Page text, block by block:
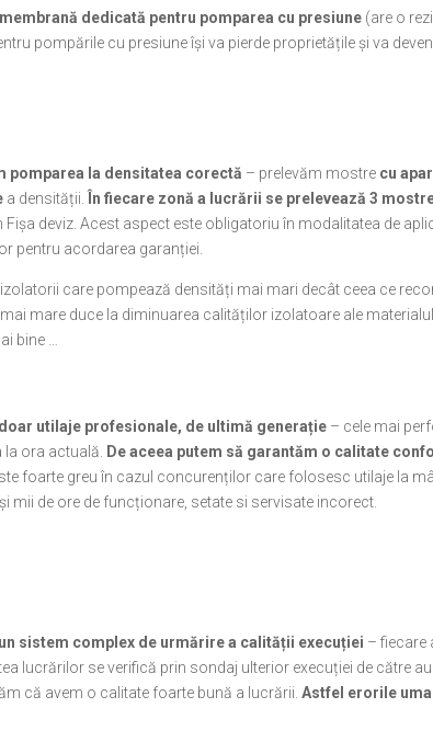
dedicată pentru pomparea cu presiune (are o
pompările cu presiune își va pierde proprietățile și va
pomparea la densitatea corectă – prelevăm mostre cu
a densității. În fiecare zonă a lucrării se prelevează 3
Fișa deviz. Acest aspect este obligatoriu în modalitatea de
pentru acordarea garanției.
care pompează densități mai mari decât ceea ce
mare duce la diminuarea calităților izolatoare ale
bine …
utilaje profesionale, de ultimă generație – cele mai
la ora actuală.
De aceea putem să garantăm o calitate
foarte greu în cazul concurenților care folosesc utilaje la
mii de ore de funcționare, setate si servisate incorect.
sistem complex de urmărire a calității execuției – fiecare
lucrărilor se verifică prin sondaj ulterior execuției de către
că avem o calitate foarte bună a lucrării.Astfel erorile